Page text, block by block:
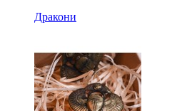
Дракони